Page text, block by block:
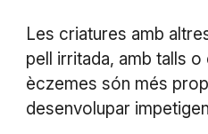
Les criatures amb
pell irritada, amb talls
èczemes són més
desenvolupar